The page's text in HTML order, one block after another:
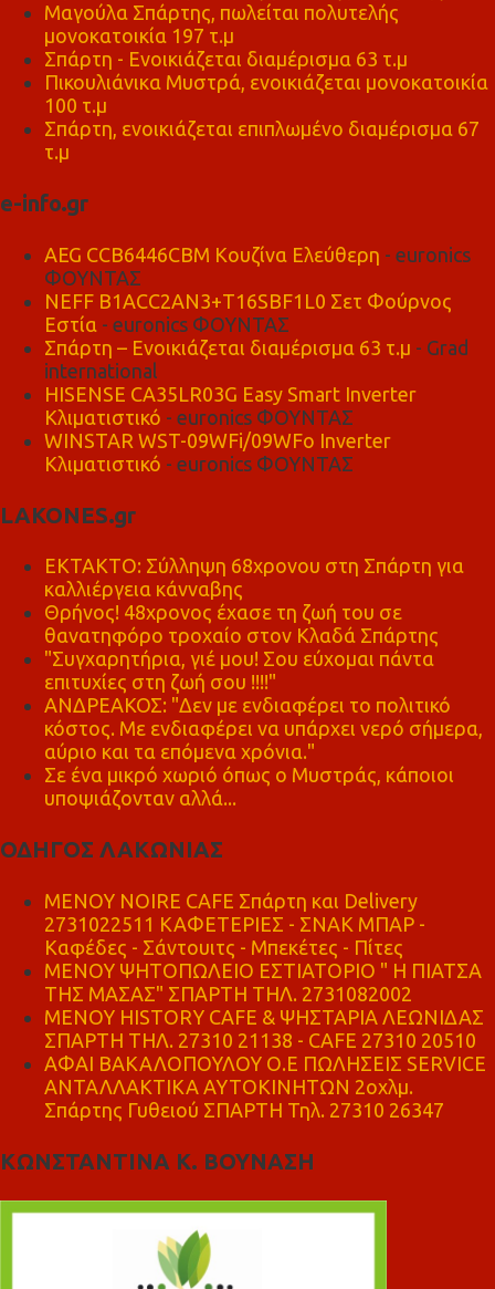
Μαγούλα Σπάρτης, πωλείται πολυτελής
μονοκατοικία 197 τ.μ
Σπάρτη - Ενοικιάζεται διαμέρισμα 63 τ.μ
Πικουλιάνικα Μυστρά, ενοικιάζεται μονοκατοικία
100 τ.μ
Σπάρτη, ενοικιάζεται επιπλωμένο διαμέρισμα 67
τ.μ
e-info.gr
AEG CCB6446CBM Κουζίνα Ελεύθερη - euronics
ΦΟΥΝΤΑΣ
NEFF B1ACC2AN3+T16SBF1L0 Σετ Φούρνος
Εστία - euronics ΦΟΥΝΤΑΣ
Σπάρτη – Ενοικιάζεται διαμέρισμα 63 τ.μ - Grad
international
HISENSE CA35LR03G Easy Smart Inverter
Κλιματιστικό - euronics ΦΟΥΝΤΑΣ
WINSTAR WST-09WFi/09WFo Inverter
Κλιματιστικό - euronics ΦΟΥΝΤΑΣ
LAKONES.gr
ΕΚΤΑΚΤΟ: Σύλληψη 68χρονου στη Σπάρτη για
καλλιέργεια κάνναβης
Θρήνος! 48χρονος έχασε τη ζωή του σε
θανατηφόρο τροχαίο στον Κλαδά Σπάρτης
"Συγχαρητήρια, γιέ μου! Σου εύχομαι πάντα
επιτυχίες στη ζωή σου !!!!"
ΑΝΔΡΕΑΚΟΣ: "Δεν με ενδιαφέρει το πολιτικό
κόστος. Με ενδιαφέρει να υπάρχει νερό σήμερα,
αύριο και τα επόμενα χρόνια."
Σε ένα μικρό χωριό όπως ο Μυστράς, κάποιοι
υποψιάζονταν αλλά...
ΟΔΗΓΟΣ ΛΑΚΩΝΙΑΣ
MENOY NOIRE CAFE Σπάρτη και Delivery
2731022511 ΚΑΦΕΤΕΡΙΕΣ - ΣΝΑΚ ΜΠΑΡ -
Καφέδες - Σάντουιτς - Μπεκέτες - Πίτες
ΜΕΝΟΥ ΨΗΤΟΠΩΛΕΙΟ ΕΣΤΙΑΤΟΡΙΟ " Η ΠΙΑΤΣΑ
ΤΗΣ ΜΑΣΑΣ" ΣΠΑΡΤΗ ΤΗΛ. 2731082002
ΜΕΝΟΥ HISTORY CAFE & ΨΗΣΤΑΡΙΑ ΛΕΩΝΙΔΑΣ
ΣΠΑΡΤΗ ΤΗΛ. 27310 21138 - CAFE 27310 20510
ΑΦΑΙ ΒΑΚΑΛΟΠΟΥΛΟΥ Ο.Ε ΠΩΛΗΣΕΙΣ SERVICE
ΑΝΤΑΛΛΑΚΤΙΚΑ ΑΥΤΟΚΙΝΗΤΩΝ 2οχλμ.
Σπάρτης Γυθειού ΣΠΑΡΤΗ Τηλ. 27310 26347
ΚΩΝΣΤΑΝΤΙΝΑ Κ. ΒΟΥΝΑΣΗ